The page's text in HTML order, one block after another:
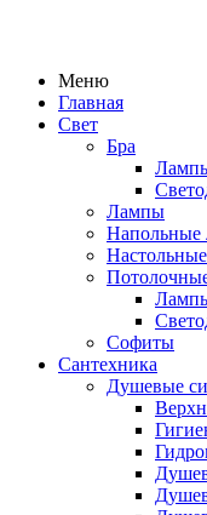
Меню
Главная
Свет
Бра
Лампы
Напольные
Софиты
Сантехника
Душевые